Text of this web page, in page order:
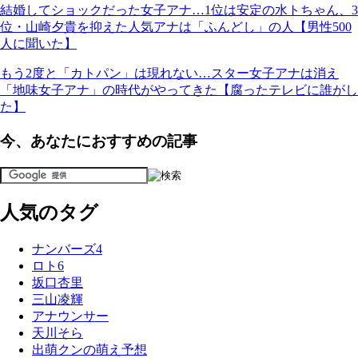
結婚してショックだった女子アナ…1位は安定の水トちゃん、3
位・山崎夕貴を抑えた人気アナは「ふんどし」の人【男性500
人に聞いた】
もう2度と「カトパン」は現れない…スター女子アナは消え
「地味女子アナ」の時代がやってきた【腐ったテレビに誰がし
た】
今、あなたにおすすめの記事
人気のタグ
ナンバーズ4
ロト6
坂口杏里
三山凌輝
アナウンサー
天川そら
出萌クンの萌え予想